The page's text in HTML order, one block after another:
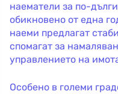
наематели за по-
обикновено от една
наеми предлагат
спомагат за
управлението на
Особено в големи